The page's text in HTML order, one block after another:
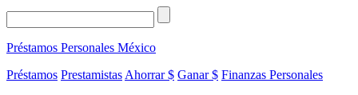
Préstamos Personales México
Préstamos Prestamistas Ahorrar $ Ganar $ Finanzas Personales